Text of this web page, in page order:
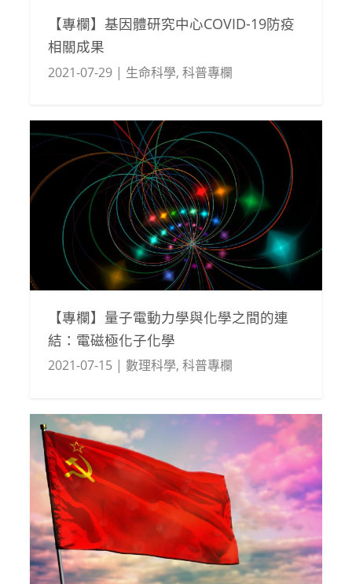
【專欄】基因體研究中心COVID-19防疫
相關成果
2021-07-29| 生命科學, 科普專欄
【專欄】量子電動力學與化學之間的連
結：電磁極化子化學
2021-07-15| 數理科學, 科普專欄